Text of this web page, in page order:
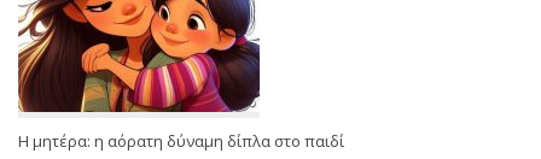
Η μητέρα: η αόρατη δύναμη δίπλα στο παιδί